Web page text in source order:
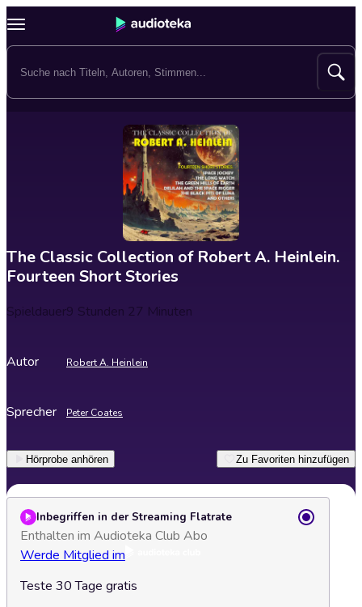
The Classic Collection of Robert A. Heinlein.
Fourteen Short Stories
Spieldauer9 Stunden 27 Minuten
Autor Robert A. Heinlein
Sprecher Peter Coates
Hörprobe anhören Zu Favoriten hinzufügen
Inbegriffen in der Streaming Flatrate
Enthalten im Audioteka Club Abo
Werde Mitglied im
Teste 30 Tage gratis